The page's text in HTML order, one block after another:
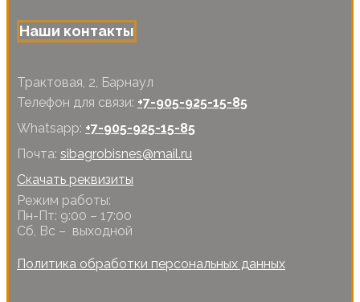
Наши контакты
Трактовая, 2, Барнаул
Телефон для связи: +7-905-925-15-85
Whatsapp: +7-905-925-15-85
Почта: sibagrobisnes@mail.ru
Скачать реквизиты
Режим работы:
Пн-Пт: 9:00 – 17:00
Сб, Вс – выходной
Политика обработки персональных данных